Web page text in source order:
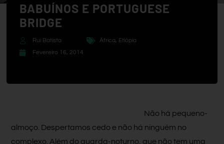
BABUÍNOS E PORTUGUESE
BRIDGE
Rui Batista África, Etiópia
Fevereiro 16, 2014
Não há pequeno-
almoço. Despertamos cedo e não há ninguém no
complexo. Além do guarda-noturno, que não tem uma